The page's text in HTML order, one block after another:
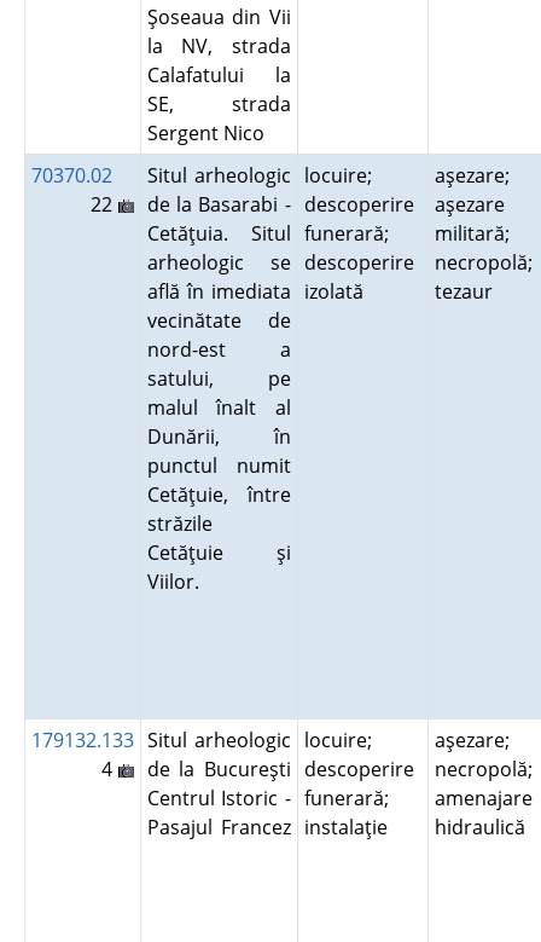
Şoseaua din Vii
la NV, strada
Calafatului la
SE, strada
Sergent Nico
70370.02
22
Situl arheologic
de la Basarabi -
Cetăţuia. Situl
arheologic se
află în imediata
vecinătate de
nord-est a
satului, pe
malul înalt al
Dunării, în
punctul numit
Cetăţuie, între
străzile
Cetăţuie şi
Viilor.
locuire;
descoperire
funerară;
descoperire
izolată
aşezare;
aşezare
militară;
necropolă;
tezaur
179132.133
4
Situl arheologic
de la Bucureşti
Centrul Istoric -
Pasajul Francez
locuire;
descoperire
funerară;
instalaţie
aşezare;
necropolă;
amenajare
hidraulică